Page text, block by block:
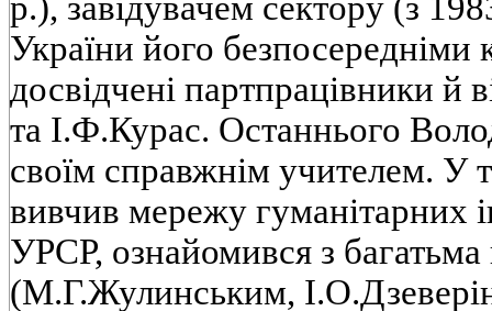
України його безпосереднiми
досвiдченi партпрацiвники й
та I.Ф.Курас. Останнього
своїм справжнiм учителем. У
вивчив мережу гуманiтарних
УРСР, ознайомився з
(М.Г.Жулинським,